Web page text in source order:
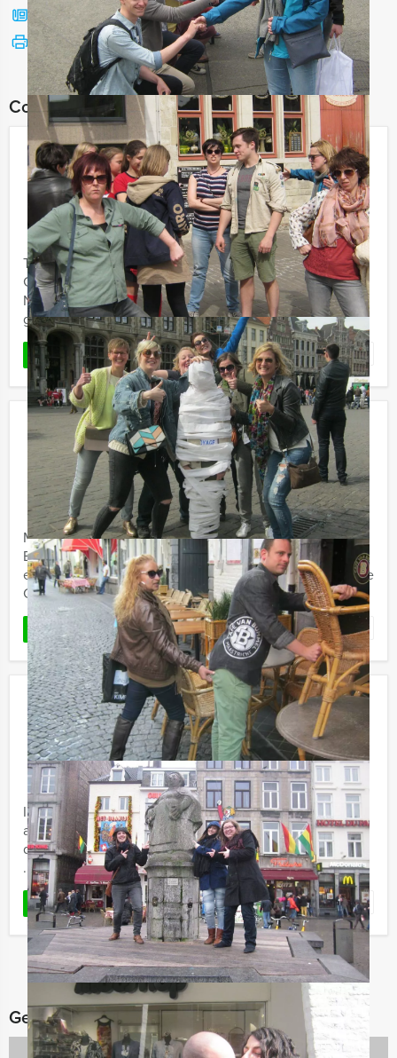
Bel mij terug
Bekijk printbare versie
Combineer dit uitje met:
Ik Hou Van Holland Quiz in
Amsterdam
Vanaf€ 27,50 p.p. excl. BTW
Vanaf 12 personen ‐ 2 uur
Tijdens de Ik Hou Van Holland Quiz van Holland Tour
Guides in Amsterdam wordt uw kennis van de
Nederlandse muziek en geschiedenis op de proef
gesteld.
LEES MEER Favoriet
Empire City Brunch Game in Urk
Vanaf€ 62,50 p.p. excl. BTW
Vanaf 12 personen ‐ 4 uur en 30 minuten
Maak in Urk kennis met de Empire City Brunch game.
Een hypermodern, virtueel GPS spel in combinatie met
een overheerlijke brunch. U kunt kiezen voor het Empire
City ...
LEES MEER Favoriet
La Casa de Papel VR Dinerspel in
Assen
Vanaf€ 66,50 p.p. excl. BTW
Vanaf 12 personen ‐ 3 uur en 30 minuten
In de populaire Netflixserie La Casa de Papel is het aan
acht verschillende rovers onder leiding van El Professor,
de taak om de Koninklijke Munt van Madrid te beroven.
...
LEES MEER Favoriet
Gerelateerde categorieën